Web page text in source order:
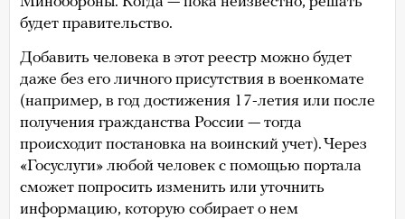
будет правительство.
Добавить человека в этот реестр можно будет
даже без его личного присутствия в военкомате
(например, в год достижения 17-летия или после
получения гражданства России — тогда
происходит постановка на воинский учет). Через
«Госуслуги» любой человек с помощью портала
сможет попросить изменить или уточнить
информацию, которую собирает о нем